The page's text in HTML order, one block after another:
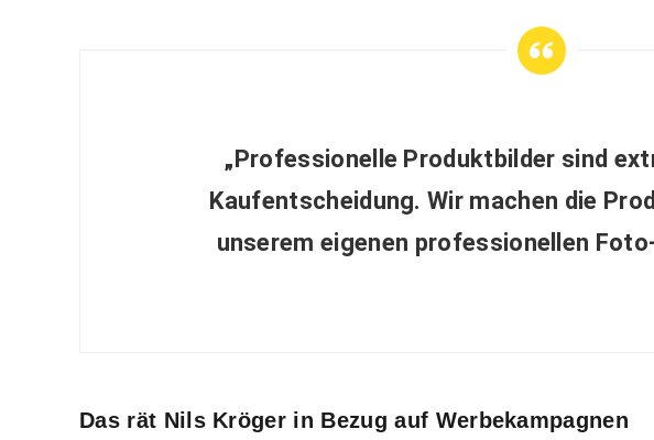
„Professionelle Produktbilder sind
Kaufentscheidung. Wir machen die
unserem eigenen professionellen
Das rät Nils Kröger in Bezug auf Werbekampagnen